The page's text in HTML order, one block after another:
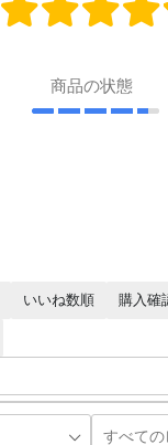
商品の状態
いいね数順 購入確